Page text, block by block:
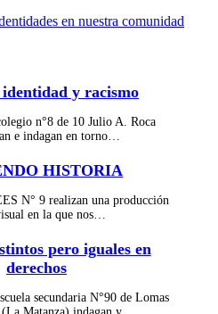
en nuestra comunidad
y racismo
n°8 de 10 Julio A. Roca
e indagan en torno…
HISTORIA
N° 9 realizan una producción
en la que nos…
pero iguales en
derechos
secundaria N°90 de Lomas